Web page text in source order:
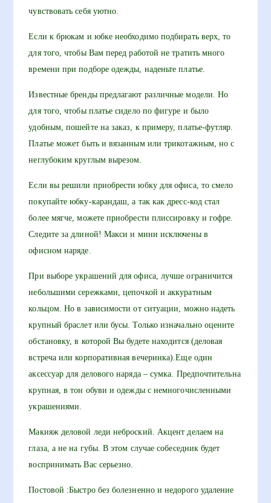
чувствовать себя уютно.
Если к брюкам и юбке необходимо подбирать верх, то
для того, чтобы Вам перед работой не тратить много
времени при подборе одежды, наденьте платье.
Известные бренды предлагают различные модели. Но
для того, чтобы платье сидело по фигуре и было
удобным, пошейте на заказ, к примеру, платье-футляр.
Платье может быть и вязанным или трикотажным, но с
неглубоким круглым вырезом.
Если вы решили приобрести юбку для офиса, то смело
покупайте юбку-карандаш, а так как дресс-код стал
более мягче, можете приобрести плиссировку и гофре.
Следите за длиной! Макси и мини исключены в
офисном наряде.
При выборе украшений для офиса, лучше ограничится
небольшими сережками, цепочкой и аккуратным
кольцом. Но в зависимости от ситуации, можно надеть
крупный браслет или бусы. Только изначально оцените
обстановку, в которой Вы будете находится (деловая
встреча или корпоративная вечеринка).Еще один
аксессуар для делового наряда – сумка. Предпочтительна
крупная, в тон обуви и одежды с немногочисленными
украшениями.
Макияж деловой леди неброский. Акцент делаем на
глаза, а не на губы. В этом случае собеседник будет
воспринимать Вас серьезно.
Постовой :Быстро без болезненно и недорого удаление